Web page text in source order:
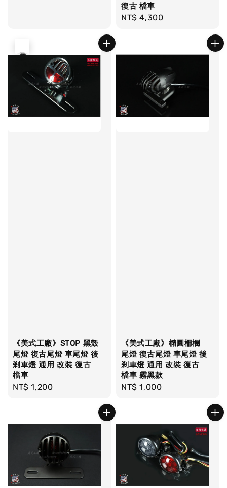
復古 檔車
Regular
NT$ 4,300
《美式工廠》STOP 黑殼
尾燈 復古尾燈 車尾燈 後
剎車燈 通用 改裝 復古
檔車
Regular
NT$ 1,200
《美式工廠》橢圓柵欄
尾燈 復古尾燈 車尾燈 後
剎車燈 通用 改裝 復古
檔車 霧黑款
Regular
NT$ 1,000